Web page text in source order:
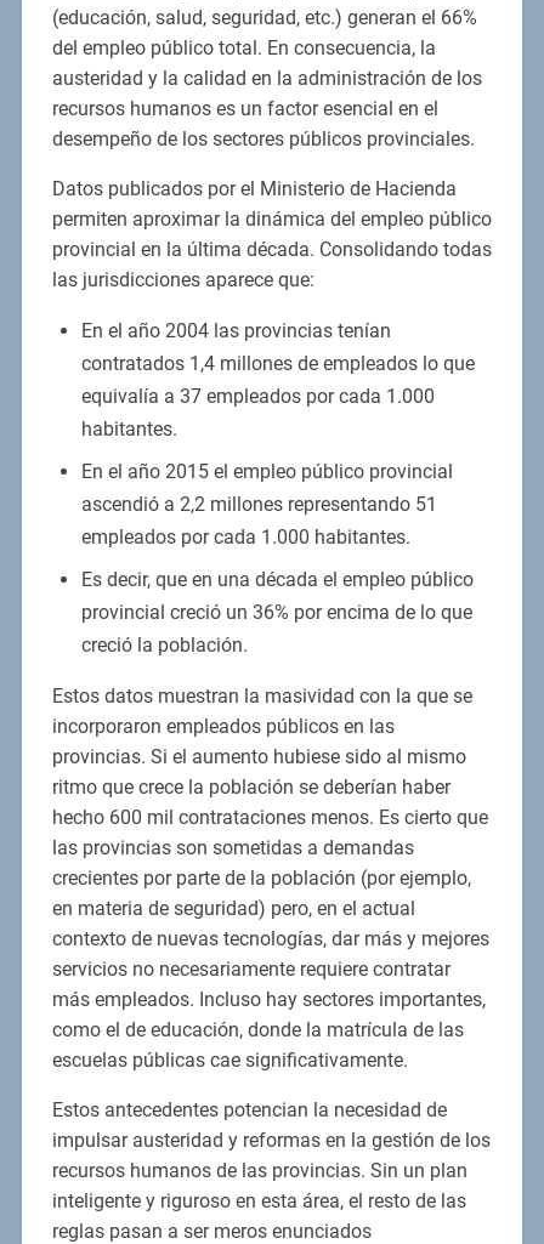
(educación, salud, seguridad, etc.) generan el 66%
del empleo público total. En consecuencia, la
austeridad y la calidad en la administración de los
recursos humanos es un factor esencial en el
desempeño de los sectores públicos provinciales.
Datos publicados por el Ministerio de Hacienda
permiten aproximar la dinámica del empleo público
provincial en la última década. Consolidando todas
las jurisdicciones aparece que:
En el año 2004 las provincias tenían
contratados 1,4 millones de empleados lo que
equivalía a 37 empleados por cada 1.000
habitantes.
En el año 2015 el empleo público provincial
ascendió a 2,2 millones representando 51
empleados por cada 1.000 habitantes.
Es decir, que en una década el empleo público
provincial creció un 36% por encima de lo que
creció la población.
Estos datos muestran la masividad con la que se
incorporaron empleados públicos en las
provincias. Si el aumento hubiese sido al mismo
ritmo que crece la población se deberían haber
hecho 600 mil contrataciones menos. Es cierto que
las provincias son sometidas a demandas
crecientes por parte de la población (por ejemplo,
en materia de seguridad) pero, en el actual
contexto de nuevas tecnologías, dar más y mejores
servicios no necesariamente requiere contratar
más empleados. Incluso hay sectores importantes,
como el de educación, donde la matrícula de las
escuelas públicas cae significativamente.
Estos antecedentes potencian la necesidad de
impulsar austeridad y reformas en la gestión de los
recursos humanos de las provincias. Sin un plan
inteligente y riguroso en esta área, el resto de las
reglas pasan a ser meros enunciados